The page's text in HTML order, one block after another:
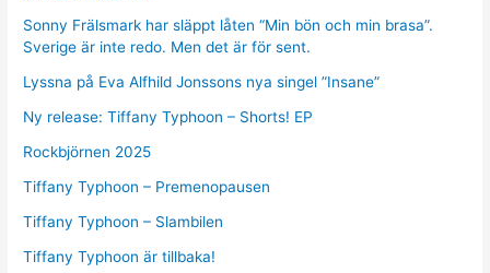
Sonny Frälsmark har släppt låten “Min bön och min brasa”.
Sverige är inte redo. Men det är för sent.
Lyssna på Eva Alfhild Jonssons nya singel ”Insane”
Ny release: Tiffany Typhoon – Shorts! EP
Rockbjörnen 2025
Tiffany Typhoon – Premenopausen
Tiffany Typhoon – Slambilen
Tiffany Typhoon är tillbaka!